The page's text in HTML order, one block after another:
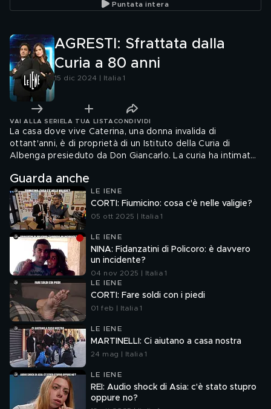
con Benji e Fede
Puntata intera
AGRESTI: Sfrattata dalla
Curia a 80 anni
15 dic 2024 | Italia 1
VAI ALLA SERIE LA TUA LISTA CONDIVIDI
La casa dove vive Caterina, una donna invalida di
ottant'anni, è di proprietà di un Istituto della Curia di
Albenga presieduto da Don Giancarlo. La curia ha intimato
l'affitto che le hanno raddoppiato. Andrea Agresti è
andato a trovare Don Giancarlo per capire se è possibile
trovare un accordo
Guarda anche
LE IENE
CORTI: Fiumicino: cosa c'è nelle valigie?
05 ott 2025 | Italia 1
LE IENE
NINA: Fidanzatini di Policoro: è davvero
un incidente?
04 nov 2025 | Italia 1
LE IENE
CORTI: Fare soldi con i piedi
01 feb | Italia 1
LE IENE
MARTINELLI: Ci aiutano a casa nostra
24 mag | Italia 1
LE IENE
REI: Audio shock di Asia: c'è stato stupro
oppure no?